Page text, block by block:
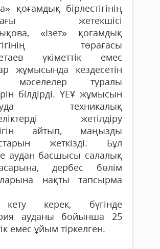
қоғамдық бірлес­тігінің
жетекшісі
«Ізет» қоғамдық
төрағасы
үкіметтік емес
жұмысында кездесетін
мәселелер туралы
білдірді. ҮЕҰ жұмысын
техникалық
жетілдіру
айтып, маңызды
жеткізді. Бұл
аудан басшысы салалық
дербес бөлім
нақты тапсырма
керек, бүгінде
ауданы бойынша 25
емес ұйым тіркелген.